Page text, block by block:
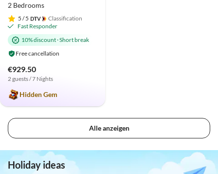
2 Bedrooms
5 / 5
Classification
Fast Responder
10% discount·Short break
Free cancellation
€929.50
2 guests / 7 Nights
Hidden Gem
Alle anzeigen
Holiday ideas